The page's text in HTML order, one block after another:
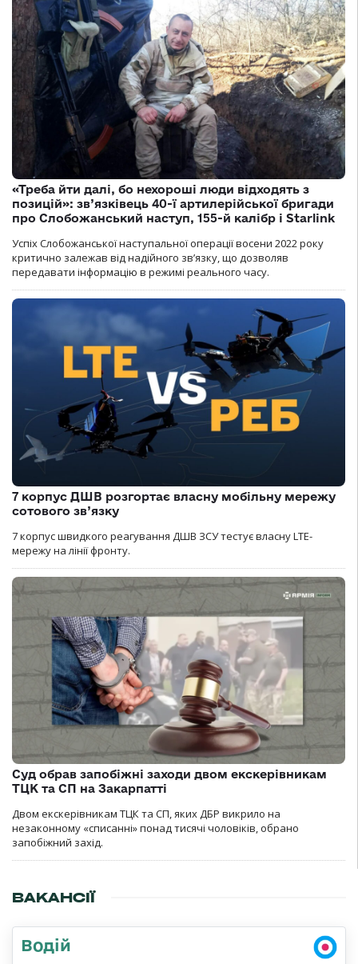
«Треба йти далі, бо нехороші люди відходять з
позицій»: зв’язківець 40-ї артилерійської бригади
про Слобожанський наступ, 155-й калібр і Starlink
Успіх Слобожанської наступальної операції восени 2022 року
критично залежав від надійного зв’язку, що дозволяв
передавати інформацію в режимі реального часу.
7 корпус ДШВ розгортає власну мобільну мережу
сотового зв’язку
7 корпус швидкого реагування ДШВ ЗСУ тестує власну LTE-
мережу на лінії фронту.
Суд обрав запобіжні заходи двом екскерівникам
ТЦК та СП на Закарпатті
Двом екскерівникам ТЦК та СП, яких ДБР викрило на
незаконному «списанні» понад тисячі чоловіків, обрано
запобіжний захід.
ВАКАНСІЇ
Водій